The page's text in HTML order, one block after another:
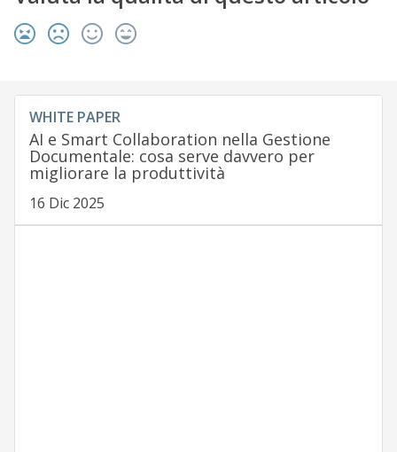
WHITE PAPER
AI e Smart Collaboration nella Gestione
Documentale: cosa serve davvero per
migliorare la produttività
16 Dic 2025